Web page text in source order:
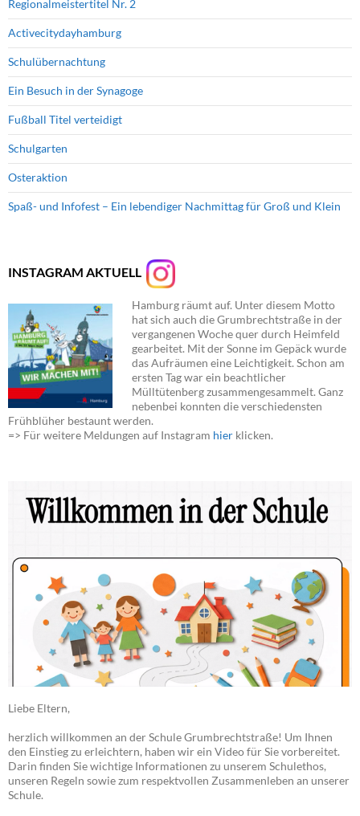
Regionalmeistertitel Nr. 2
Activecitydayhamburg
Schulübernachtung
Ein Besuch in der Synagoge
Fußball Titel verteidigt
Schulgarten
Osteraktion
Spaß- und Infofest – Ein lebendiger Nachmittag für Groß und Klein
INSTAGRAM AKTUELL
Hamburg räumt auf. Unter diesem Motto
hat sich auch die Grumbrechtstraße in der
vergangenen Woche quer durch Heimfeld
gearbeitet. Mit der Sonne im Gepäck wurde
das Aufräumen eine Leichtigkeit. Schon am
ersten Tag war ein beachtlicher
Mülltütenberg zusammengesammelt. Ganz
nebenbei konnten die verschiedensten
Frühblüher bestaunt werden.
=> Für weitere Meldungen auf Instagram hier klicken.
Liebe Eltern,
herzlich willkommen an der Schule Grumbrechtstraße! Um Ihnen
den Einstieg zu erleichtern, haben wir ein Video für Sie vorbereitet.
Darin finden Sie wichtige Informationen zu unserem Schulethos,
unseren Regeln sowie zum respektvollen Zusammenleben an unserer
Schule.